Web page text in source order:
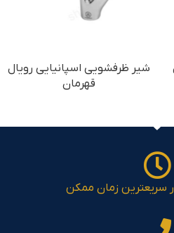
شیر ظرفشویی اسپانیایی رویال
قهرمان
سریعترین زمان ممکن